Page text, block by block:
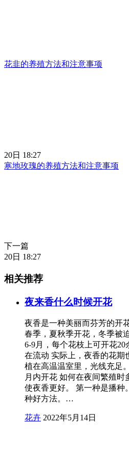
花韭的养殖方法和注意事项
20日 18:27
寒地玫瑰的养殖方法和注意事项
下一篇
20日 18:27
相关推荐
夜来香什么时候开花
夜香是一种美丽而芬芳的开
春季，夏秋季开花，冬季被
6-9月，每个花枝上可开花
在流动 实际上，夜香的花期
植在高温温室里，光线充足
月内开花 如何在夜间繁殖
使夜香更好。 第一种是播种
种好方法。…
花卉 2022年5月14日